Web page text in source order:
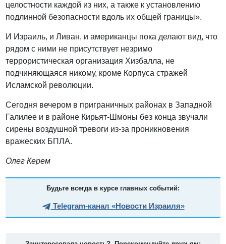
целостности каждой из них, а также к установлению
подлинной безопасности вдоль их общей границы».
И Израиль, и Ливан, и американцы пока делают вид, что
рядом с ними не присутствует незримо
террористическая организация Хизбалла, не
подчиняющаяся никому, кроме Корпуса стражей
Исламской революции.
Сегодня вечером в приграничных районах в Западной
Галилее и в районе Кирьят-Шмоны без конца звучали
сирены воздушной тревоги из-за проникновения
вражеских БПЛА.
Олег Керем
Будьте всегда в курсе главных событий:
Telegram-канал «Новости Израиля»